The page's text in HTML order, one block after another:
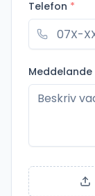
Telefon *
Meddelande